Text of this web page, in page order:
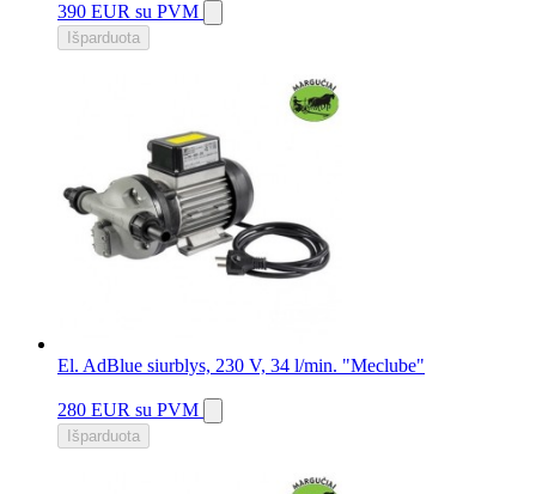
390 EUR su PVM
Išparduota
El. AdBlue siurblys, 230 V, 34 l/min. "Meclube"
280 EUR su PVM
Išparduota